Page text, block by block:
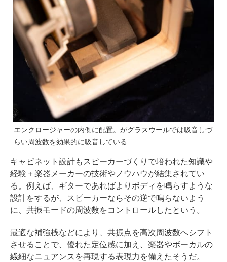
エンクロージャーの内側に配置。がグラスウールでは吸音しづ
らい周波数を効果的に吸音している
キャビネット設計もスピーカーづくりで培われた知識や
経験＋楽器メーカーの技術やノウハウが結集されてい
る。例えば、ギターであればよりボディを鳴らすような
設計をするが、スピーカーならその逆で鳴らないよう
に、共振モードの周波数をコントロールしたという。
最適な補強桟などにより、共振点を高次周波数へシフト
させることで、優れた定位感に加え、楽器やボーカルの
繊細なニュアンスを再現する表現力を備えたそうだ。